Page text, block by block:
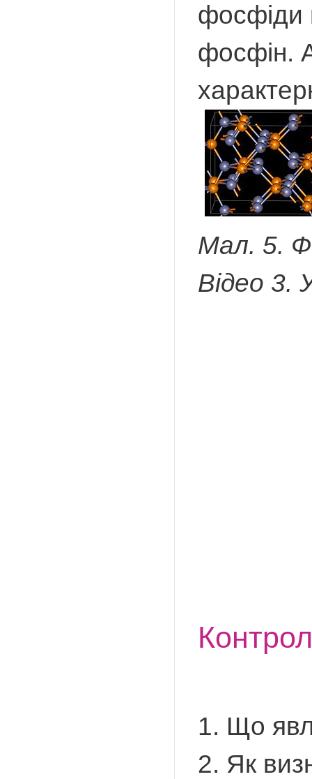
фосфіди
фосфін.
Мал. 5.
Відео 3.
1. Що
2. Як